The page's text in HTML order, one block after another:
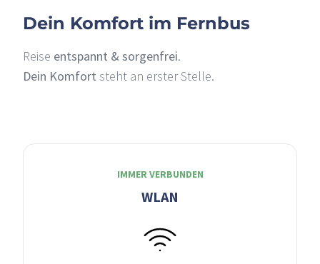
Dein Komfort im Fernbus
Reise entspannt & sorgenfrei.
Dein Komfort steht an erster Stelle.
IMMER VERBUNDEN
WLAN